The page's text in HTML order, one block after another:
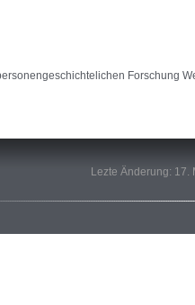
Forschung
Lezte Änderung: 17.